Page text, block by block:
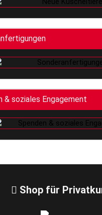
& soziales Engagement
Shop für